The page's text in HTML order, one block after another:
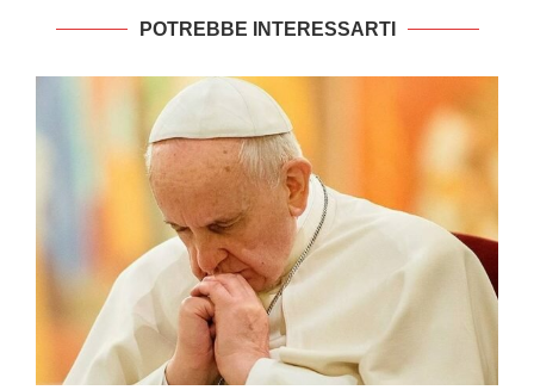
POTREBBE INTERESSARTI